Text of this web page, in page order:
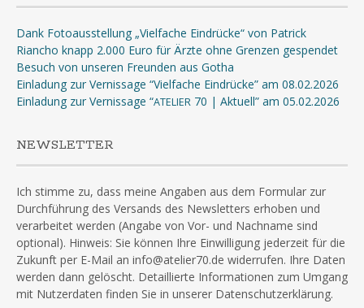
Dank Fotoausstellung „Vielfache Eindrücke“ von Patrick
Riancho knapp 2.000 Euro für Ärzte ohne Grenzen gespendet
Besuch von unseren Freunden aus Gotha
Einladung zur Vernissage “Vielfache Eindrücke” am 08.02.2026
Einladung zur Vernissage “ATELIER 70 | Aktuell” am 05.02.2026
NEWSLETTER
Ich stimme zu, dass meine Angaben aus dem Formular zur
Durchführung des Versands des Newsletters erhoben und
verarbeitet werden (Angabe von Vor- und Nachname sind
optional). Hinweis: Sie können Ihre Einwilligung jederzeit für die
Zukunft per E-Mail an info@atelier70.de widerrufen. Ihre Daten
werden dann gelöscht. Detaillierte Informationen zum Umgang
mit Nutzerdaten finden Sie in unserer Datenschutzerklärung.